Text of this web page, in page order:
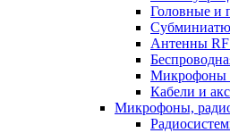
Головные и
Антенны RF
Микрофоны
Кабели и
Микрофоны,